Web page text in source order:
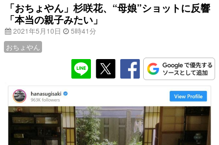
「おちょやん」杉咲花、“母娘”ショットに反響
「本当の親子みたい」
2021年5月10日
5時41分
おちょやん